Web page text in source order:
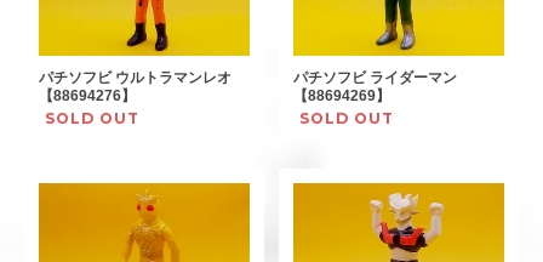
パチソフビ ウルトラマンレオ
【88694276】
SOLD OUT
パチソフビ ライダーマン
【88694269】
SOLD OUT